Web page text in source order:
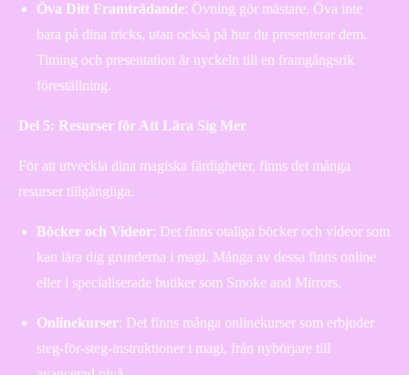
Öva Ditt Framträdande: Övning gör mästare. Öva inte
bara på dina tricks, utan också på hur du presenterar dem.
Timing och presentation är nyckeln till en framgångsrik
föreställning.
Del 5: Resurser för Att Lära Sig Mer
För att utveckla dina magiska färdigheter, finns det många
resurser tillgängliga.
Böcker och Videor: Det finns otaliga böcker och videor som
kan lära dig grunderna i magi. Många av dessa finns online
eller i specialiserade butiker som Smoke and Mirrors.
Onlinekurser: Det finns många onlinekurser som erbjuder
steg-för-steg-instruktioner i magi, från nybörjare till